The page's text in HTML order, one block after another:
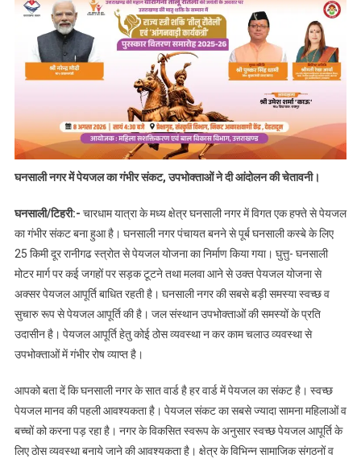
घनसाली नगर में पेयजल का गंभीर संकट, उपभोक्ताओं ने दी आंदोलन की चेतावनी।
घनसाली/टिहरी:- चारधाम यात्रा के मध्य क्षेत्र घनसाली नगर में विगत एक हफ्ते से पेयजल
का गंभीर संकट बना हुआ है। घनसाली नगर पंचायत बनने से पूर्ब घनसाली कस्बे के लिए
25 किमी दूर रानीगढ स्त्रोत से पेयजल योजना का निर्माण किया गया। घुत्तु- घनसाली
मोटर मार्ग पर कई जगहों पर सड़क टूटने तथा मलवा आने से उक्त पेयजल योजना से
अक्सर पेयजल आपूर्ति बाधित रहती है। घनसाली नगर की सबसे बड़ी समस्या स्वच्छ व
सुचारु रूप से पेयजल आपूर्ति की है। जल संस्थान उपभोक्ताओं की समस्यों के प्रति
उदासीन है। पेयजल आपूर्ति हेतु कोई ठोस व्यवस्था न कर काम चलाउ व्यवस्था से
उपभोक्ताओं में गंभीर रोष व्याप्त है।
आपको बता दें कि घनसाली नगर के सात वार्ड है हर वार्ड में पेयजल का संकट है। स्वच्छ
पेयजल मानव की पहली आवश्यकता है। पेयजल संकट का सबसे ज्यादा सामना महिलाओं व
बच्चों को करना पड़ रहा है। नगर के विकसित स्वरूप के अनुसार स्वच्छ पेयजल आपूर्ति के
लिए ठोस व्यवस्था बनाये जाने की आवश्यकता है। क्षेत्र के विभिन्न सामाजिक संगठनों व